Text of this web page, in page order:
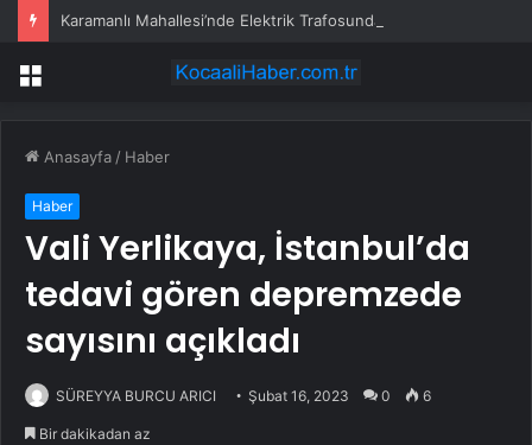
Menü
Anasayfa / Haber
Haber
Vali Yerlikaya, İstanbul’da
tedavi gören depremzede
sayısını açıkladı
SÜREYYA BURCU ARICI Şubat 16, 2023 0 6
Bir dakikadan az